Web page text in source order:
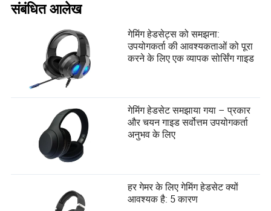
संबंधित आलेख
गेमिंग हेडसेट्स को समझना:
उपयोगकर्ता की आवश्यकताओं को पूरा
करने के लिए एक व्यापक सोर्सिंग गाइड
गेमिंग हेडसेट समझाया गया – प्रकार
और चयन गाइड सर्वोत्तम उपयोगकर्ता
अनुभव के लिए
हर गेमर के लिए गेमिंग हेडसेट क्यों
आवश्यक है: 5 कारण